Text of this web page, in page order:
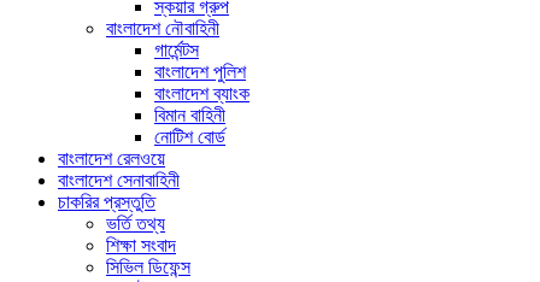
স্কয়ার গ্রুপ
বাংলাদেশ নৌবাহিনী
গার্মেন্টস
বাংলাদেশ পুলিশ
বাংলাদেশ ব্যাংক
বিমান বাহিনী
নোটিশ বোর্ড
বাংলাদেশ রেলওয়ে
বাংলাদেশ সেনাবাহিনী
চাকরির প্রস্তুতি
ভর্তি তথ্য
শিক্ষা সংবাদ
সিভিল ডিফেন্স